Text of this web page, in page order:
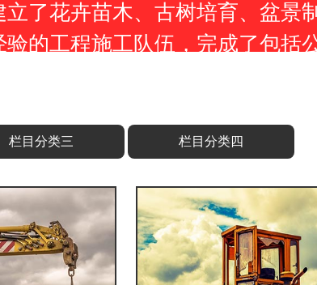
了花卉苗木、古树培育、盆景
的工程施工队伍，完成了包括
栏目分类三 栏目分类四